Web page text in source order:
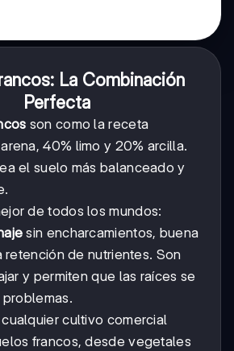
La Combinación
Perfecta
son como la receta
40% limo y 20% arcilla.
el suelo más balanceado y
de todos los mundos:
sin encharcamientos, buena
retención de nutrientes. Son
y permiten que las raíces se
cultivo comercial
francos, desde vegetales